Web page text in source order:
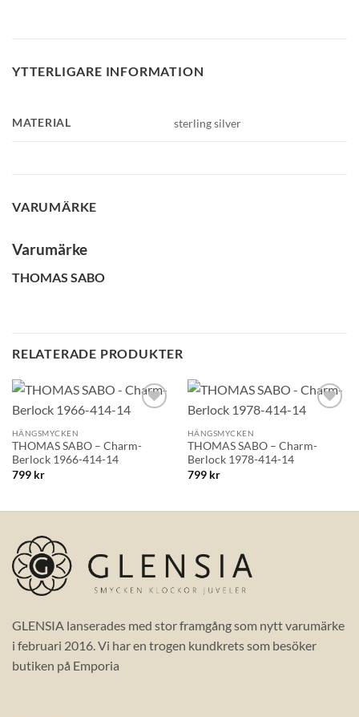
YTTERLIGARE INFORMATION
MATERIAL sterling silver
VARUMÄRKE
Varumärke
THOMAS SABO
RELATERADE PRODUKTER
HÄNGSMYCKEN
THOMAS SABO – Charm-
Berlock 1966-414-14
799 kr
HÄNGSMYCKEN
THOMAS SABO – Charm-
Berlock 1978-414-14
799 kr
GLENSIA lanserades med stor framgång som nytt varumärke
i februari 2016. Vi har en trogen kundkrets som besöker
butiken på Emporia